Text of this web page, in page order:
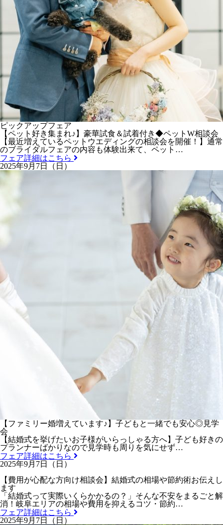
ピックアップフェア
【ペット好き集まれ♪】豪華試食＆試着付き◆ペットW相談会
【最近増えているペットウエディングの相談会を開催！】通常
のブライダルフェアの内容も体験出来て、ペット…
フェア詳細はこちら
2025年9月7日（日）
【ファミリー婚増えています♪】子どもと一緒でも安心◎見学
会
【結婚式を挙げたいお子様がいらっしゃる方へ】子ども好きの
プランナーばかりなので見学時も周りを気にせず…
フェア詳細はこちら
2025年9月7日（日）
【費用が心配な方向け相談会】結婚式の相場や節約術お伝えし
ます
「結婚式って実際いくらかかるの？」そんな不安をまるごと解
消！岐阜エリアの相場や費用を抑えるコツ・節約…
フェア詳細はこちら
2025年9月7日（日）